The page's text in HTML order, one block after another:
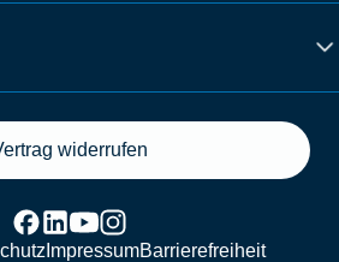
widerrufen
ImpressumBarrierefreiheit